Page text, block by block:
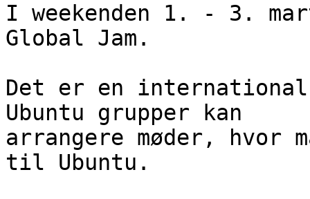
I weekenden 1. - 3.
Global Jam.
Det er en
Ubuntu grupper kan
arrangere møder, hvor
til Ubuntu.